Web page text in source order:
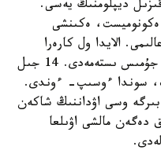
ديپلومنىڭ يەسى.
ەكىنشى
الايدا ول كارەرا
قۋعان جوق. ەكى ماماندىق بويىنشا جۇمىس ىستەمەدى. 14 جىل
سوندا ءوسىپ- ءوندى.
بىرگە وسى اۋداننىڭ شاكەن
دەگەن مالشى اۋىلعا